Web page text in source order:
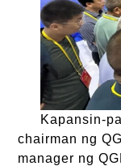
Kapansin-
chairman ng
manager ng